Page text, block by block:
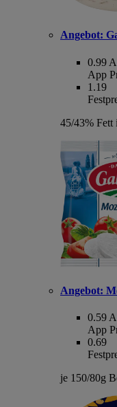
Angebot:
0.99
App
1.19
45/43% Fett
Angebot:
0.59
App
0.69
je 150/80g